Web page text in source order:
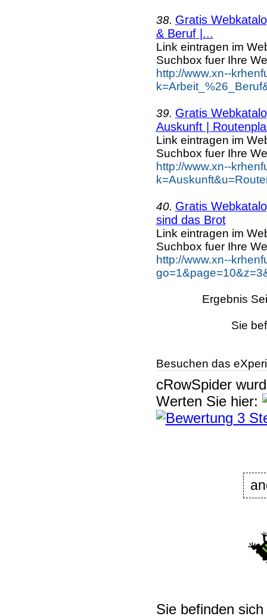
38. Gratis
& Beruf |...
Link eintragen im
Suchbox fuer Ihre
http://www.xn--
39. Gratis
Auskunft |
Link eintragen im
Suchbox fuer Ihre
http://www.xn--
40. Gratis
sind das Brot
Link eintragen im
Suchbox fuer Ihre
http://www.xn--
Ergebnis
Sie
Besuchen das
cRowSpider
Werten Sie hier:
Sie befinden